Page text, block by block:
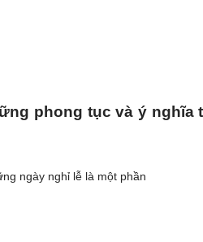
phong tục và ý nghĩa
ngày nghỉ lễ là một phần